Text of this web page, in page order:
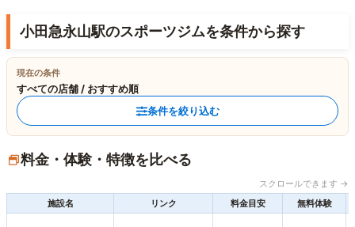
小田急永山駅のスポーツジムを条件から探す
現在の条件
すべての店舗 / おすすめ順
条件を絞り込む
料金・体験・特徴を比べる
スクロールできます →
施設名
リンク 料金目安 無料体験